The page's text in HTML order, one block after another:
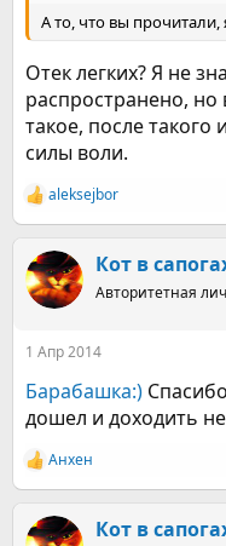
А то, что вы прочитали,
Отек легких? Я не
распространено, но
такое, после
силы воли.
Р
е
к
ц
и
aleksejbor
Кот в
Авторитетная
1 Апр 2014
Барабашка:)
дошел и доходить
Р
е
к
Анхен
Кот в